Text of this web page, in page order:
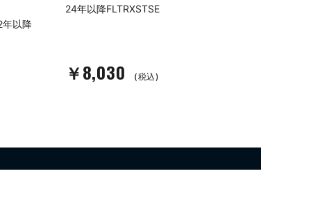
年以降
24年以降FLTRXSTSE
￥8,030 (税込)